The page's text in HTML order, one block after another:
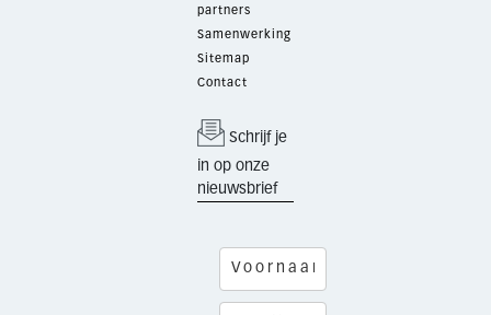
partners
Samenwerking
Sitemap
Contact
Schrijf je
in op onze
nieuwsbrief